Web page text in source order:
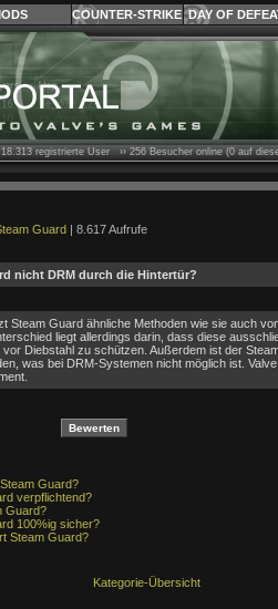
COUNTER-STRIKE DAY OF
18.313registrierte User ››256Besucher online (0 auf
Guard| 8.617 Aufrufe
nicht DRM durch die Hintertür?
Steam Guard ähnliche Methoden wie sie auch
liegt allerdings darin, dass diese
Diebstahl zu schützen. Außerdem ist der
was bei DRM-Systemen nicht möglich ist.
Guard?
verpflichtend?
Guard?
100%ig sicher?
Steam Guard?
Kategorie-Übersicht